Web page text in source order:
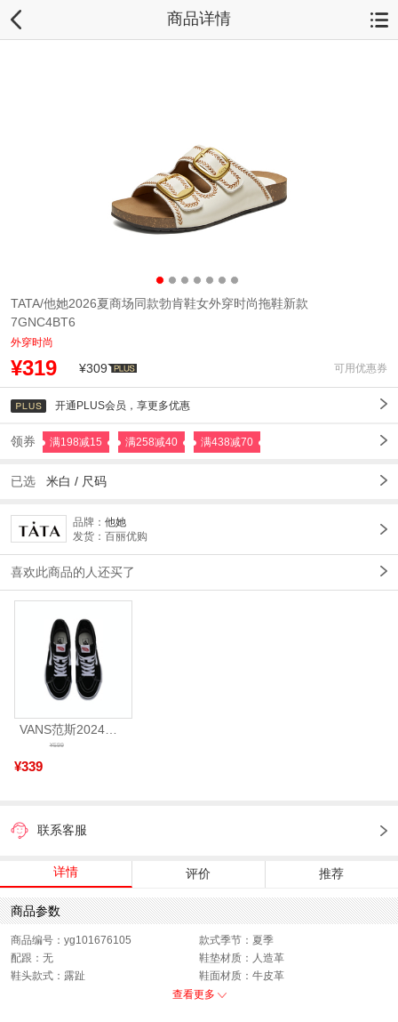
商品详情
TATA/他她2026夏商场同款勃肯鞋女外穿时尚拖鞋新款
7GNC4BT6
外穿时尚
¥319 ¥309 可用优惠券
开通PLUS会员，享更多优惠
领券 满198减15 满258减40 满438减70
已选 米白 / 尺码
品牌： 他她
发货：百丽优购
喜欢此商品的人还买了
VANS范斯2024中性SK8-HiCL帆布鞋/硫化鞋VN000D5IB8C
¥339
¥599
联系客服
详情 评价 推荐
商品参数
商品编号：yg101676105
款式季节：夏季
配跟：无
鞋垫材质：人造革
鞋头款式：露趾
鞋面材质：牛皮革
参考鞋长(女)：25CM
查看更多